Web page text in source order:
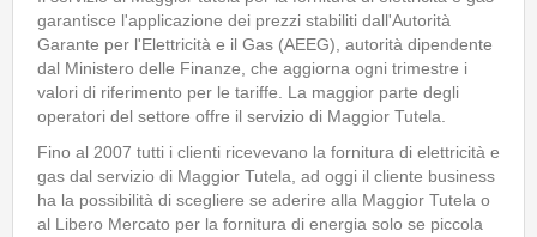
garantisce l'applicazione dei prezzi stabiliti dall'Autorità
Garante per l'Elettricità e il Gas (AEEG), autorità dipendente
dal Ministero delle Finanze, che aggiorna ogni trimestre i
valori di riferimento per le tariffe. La maggior parte degli
operatori del settore offre il servizio di Maggior Tutela.
Fino al 2007 tutti i clienti ricevevano la fornitura di elettricità e
gas dal servizio di Maggior Tutela, ad oggi il cliente business
ha la possibilità di scegliere se aderire alla Maggior Tutela o
al Libero Mercato per la fornitura di energia solo se piccola